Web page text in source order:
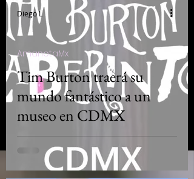
Tim Burton traerá su
mundo fantástico a un
museo en CDMX
AmanotaMx
Diego L